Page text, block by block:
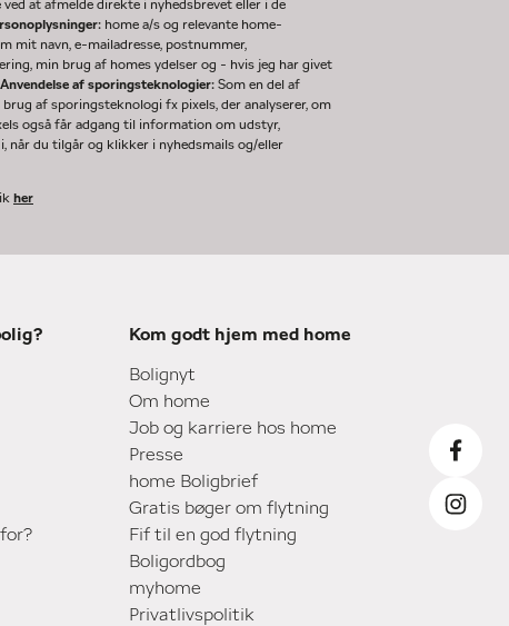
at afmelde direkte i nyhedsbrevet eller i de
home a/s og relevante home-
mit navn, e-mailadresse, postnummer,
min brug af homes ydelser og - hvis jeg har givet
Anvendelse af sporingsteknologier:Som en del af
af sporingsteknologi fx pixels, der analyserer, om
også får adgang til information om udstyr,
når du tilgår og klikker i nyhedsmails og/eller
her
Kom godt hjem med home
Bolignyt
Om home
Job og karriere hos home
Presse
home Boligbrief
Gratis bøger om flytning
Fif til en god flytning
Boligordbog
myhome
Privatlivspolitik